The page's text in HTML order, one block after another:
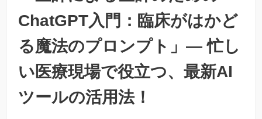
ChatGPT入門：臨床がはかど
る魔法のプロンプト」— 忙し
い医療現場で役立つ、最新AI
ツールの活用法！